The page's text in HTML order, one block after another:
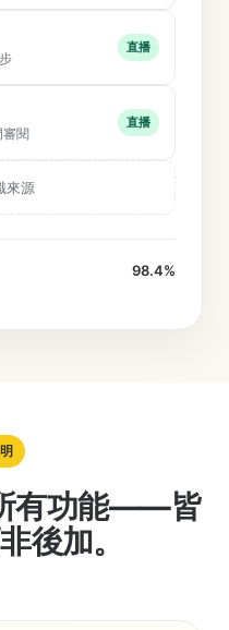
直播
審閱
直播
來源
98.4%
有功能——皆
後加。